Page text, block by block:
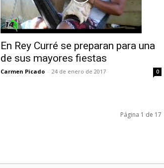
En Rey Curré se preparan para una
de sus mayores fiestas
Carmen Picado - 24 de enero de 2017 0
Página 1 de 17